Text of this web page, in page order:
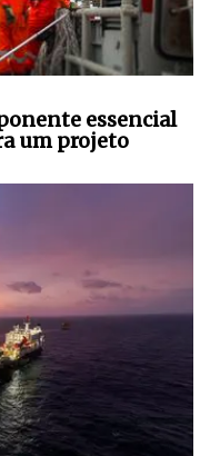
essencial
um projeto